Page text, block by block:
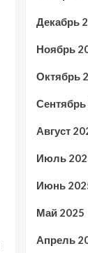
Декабрь
Ноябрь
Октябрь
Сентябрь
Август
Июль
Июнь
Май 2025
Апрель